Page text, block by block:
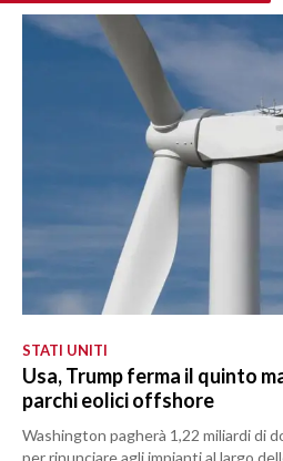
STATI UNITI
Usa, Trump ferma il quinto
parchi eolici offshore
Washington pagherà 1,22 miliardi di
per rinunciare agli impianti al largo